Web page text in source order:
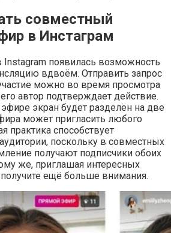
совместный
в Инстаграм
Instagram появилась возможность
вдвоём. Отправить запрос
можно во время просмотра
автор подтверждает действие.
экран будет разделён на две
может пригласить любого
практика способствует
поскольку в совместных
получают подписчики обоих
же, приглашая интересных
ещё больше внимания.